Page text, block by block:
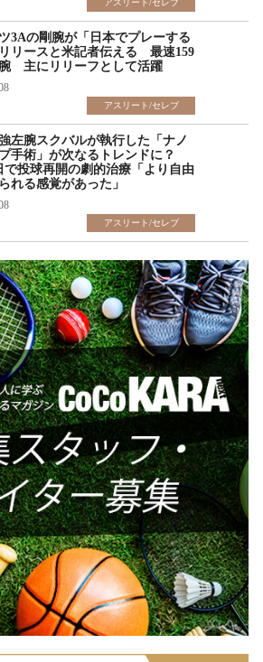
アスリート/セレブ
3Aの剛腕が「日本でプレーする
リースと米記者伝える 最速159
主にリリーフとして活躍
アスリート/セレブ
左腕スクバルが執行した「ナノ
手術」が次なるトレンドに？
で投球再開の劇的治療「より自由
れる感覚があった」
アスリート/セレブ